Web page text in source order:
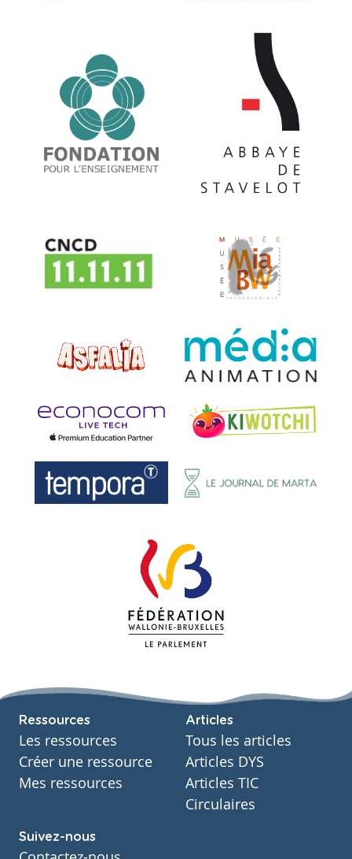
Ressources
Les ressources
Créer une ressource
Mes ressources
Articles
Tous les articles
Articles DYS
Articles TIC
Circulaires
Suivez-nous